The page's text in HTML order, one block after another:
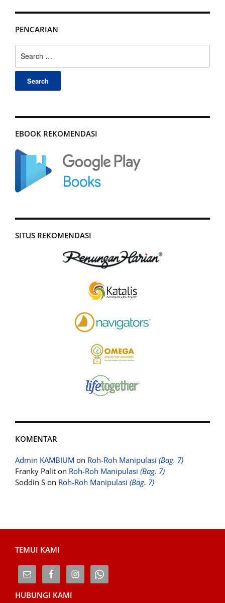
PENCARIAN
for:
EBOOK REKOMENDASI
SITUS REKOMENDASI
KOMENTAR
Admin KAMBIUM on Roh-Roh Manipulasi (Bag. 7)
Franky Palit on Roh-Roh Manipulasi (Bag. 7)
Soddin S on Roh-Roh Manipulasi (Bag. 7)
TEMUI KAMI
HUBUNGI KAMI